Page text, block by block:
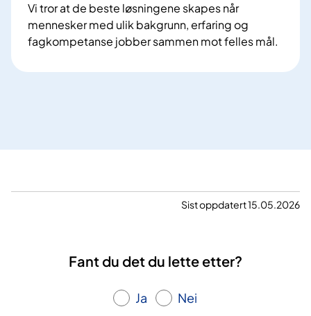
Vi tror at de beste løsningene skapes når
mennesker med ulik bakgrunn, erfaring og
fagkompetanse jobber sammen mot felles mål.
Sist oppdatert 15.05.2026
Fant du det du lette etter?
Ja Nei